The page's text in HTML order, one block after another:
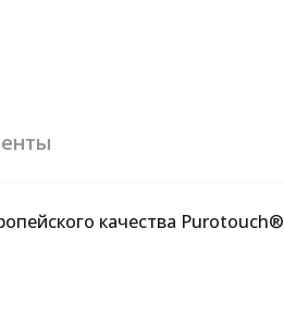
качества Purotouch®